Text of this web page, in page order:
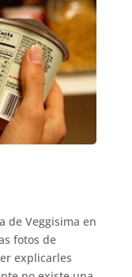
de Veggisima en
fotos de
explicarles